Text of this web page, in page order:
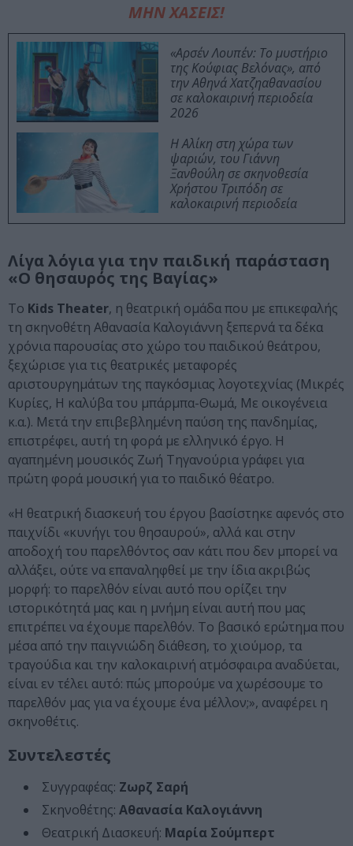
ΜΗΝ ΧΑΣΕΙΣ!
«Αρσέν Λουπέν: Το μυστήριο
της Κούφιας Βελόνας», από
την Αθηνά Χατζηαθανασίου
σε καλοκαιρινή περιοδεία
2026
Η Αλίκη στη χώρα των
ψαριών, του Γιάννη
Ξανθούλη σε σκηνοθεσία
Χρήστου Τριπόδη σε
καλοκαιρινή περιοδεία
Λίγα λόγια για την παιδική παράσταση
«Ο θησαυρός της Βαγίας»
Το Kids Theater, η θεατρική ομάδα που με επικεφαλής
τη σκηνοθέτη Αθανασία Καλογιάννη ξεπερνά τα δέκα
χρόνια παρουσίας στο χώρο του παιδικού θεάτρου,
ξεχώρισε για τις θεατρικές μεταφορές
αριστουργημάτων της παγκόσμιας λογοτεχνίας (Μικρές
Κυρίες, Η καλύβα του μπάρμπα-Θωμά, Με οικογένεια
κ.α.). Μετά την επιβεβλημένη παύση της πανδημίας,
επιστρέφει, αυτή τη φορά με ελληνικό έργο. Η
αγαπημένη μουσικός Ζωή Τηγανούρια γράφει για
πρώτη φορά μουσική για το παιδικό θέατρο.
«Η θεατρική διασκευή του έργου βασίστηκε αφενός στο
παιχνίδι «κυνήγι του θησαυρού», αλλά και στην
αποδοχή του παρελθόντος σαν κάτι που δεν μπορεί να
αλλάξει, ούτε να επαναληφθεί με την ίδια ακριβώς
μορφή: το παρελθόν είναι αυτό που ορίζει την
ιστορικότητά μας και η μνήμη είναι αυτή που μας
επιτρέπει να έχουμε παρελθόν. Το βασικό ερώτημα που
μέσα από την παιγνιώδη διάθεση, το χιούμορ, τα
τραγούδια και την καλοκαιρινή ατμόσφαιρα αναδύεται,
είναι εν τέλει αυτό: πώς μπορούμε να χωρέσουμε το
παρελθόν μας για να έχουμε ένα μέλλον;», αναφέρει η
σκηνοθέτις.
Συντελεστές
Συγγραφέας: Ζωρζ Σαρή
Σκηνοθέτης: Αθανασία Καλογιάννη
Θεατρική Διασκευή: Μαρία Σούμπερτ